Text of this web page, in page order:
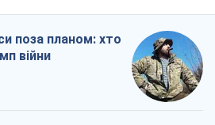
поза планом: хто
війни